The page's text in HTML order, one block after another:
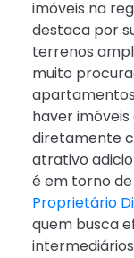
imóveis na
destaca por
terrenos
muito
haver
diretamente
atrativo
é em torno de
Proprietário
quem busca